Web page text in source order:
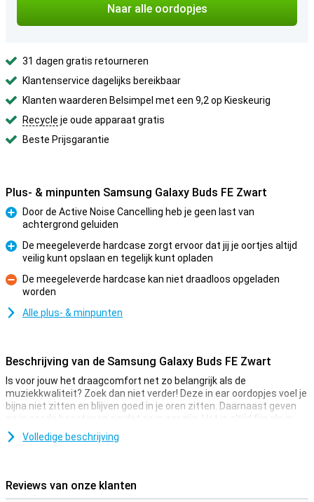
Naar alle oordopjes
31 dagen gratis retourneren
Klantenservice dagelijks bereikbaar
Klanten waarderen Belsimpel met een 9,2 op Kieskeurig
Recycle je oude apparaat gratis
Beste Prijsgarantie
Plus- & minpunten Samsung Galaxy Buds FE Zwart
Pluspunt
Door de Active Noise Cancelling heb je geen last van
achtergrond geluiden
Pluspunt
De meegeleverde hardcase zorgt ervoor dat jij je oortjes altijd
veilig kunt opslaan en tegelijk kunt opladen
Minpunt
De meegeleverde hardcase kan niet draadloos opgeladen
worden
Alle plus- & minpunten
Beschrijving van de Samsung Galaxy Buds FE Zwart
Is voor jouw het draagcomfort net zo belangrijk als de
muziekkwaliteit? Zoek dan niet verder! Deze in ear oordopjes voel je
bijna niet zitten en blijven goed in je oren zitten. Daarnaast geven
ze je goede basstonen omdat ze in ear zijn. Het is altijd fijn als je
iets gratis meegeleverd krijgt bij je bestelling, al helemaal als deze
ook nuttig is. Met de Samsung Galaxy Buds FE Zwart krijg je er een
Goed verstaanbaar tijdens telefoongesprek
Volledige beschrijving
Reviews van onze klanten